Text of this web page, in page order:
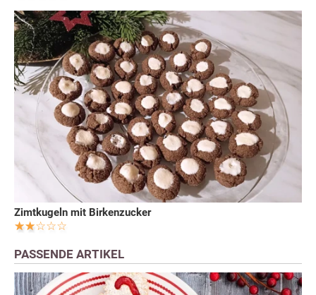
Zimtkugeln mit Birkenzucker
PASSENDE ARTIKEL